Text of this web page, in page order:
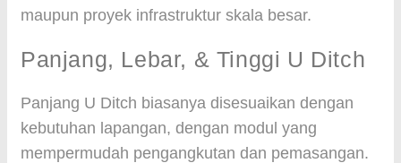
maupun proyek infrastruktur skala besar.
Panjang, Lebar, & Tinggi U Ditch
Panjang U Ditch biasanya disesuaikan dengan
kebutuhan lapangan, dengan modul yang
mempermudah pengangkutan dan pemasangan.